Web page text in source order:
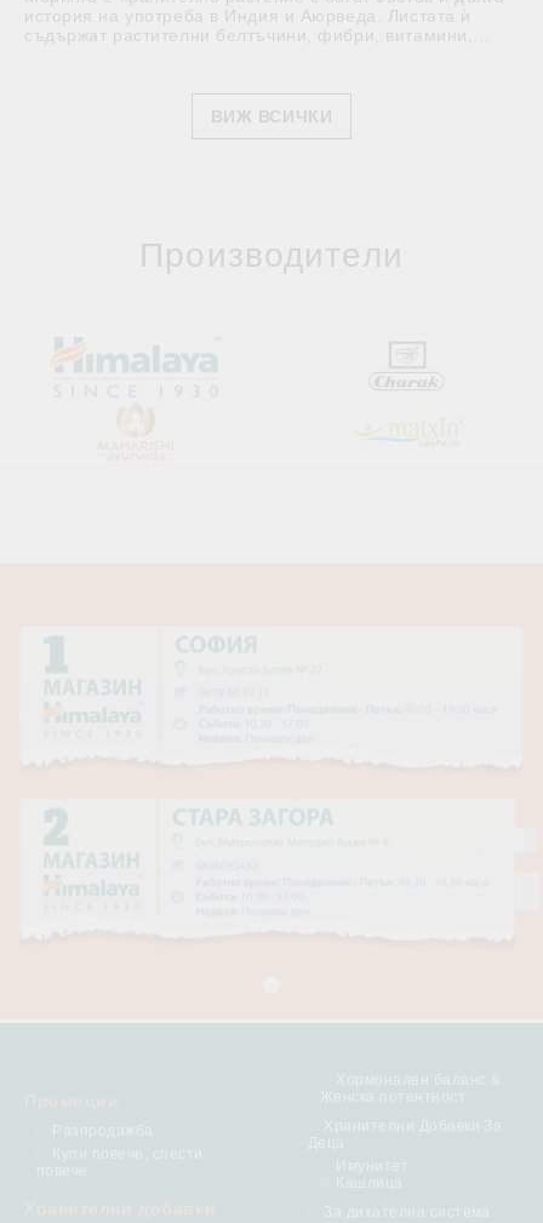
история на употреба в Индия и Аюрведа. Листата ѝ
съдържат растителни белтъчини, фибри, витамини,...
ВИЖ ВСИЧКИ
Производители
Разпродажба
Купи повече, спести
повече
Хормонален баланс &
Женска потентност
Хранителни Добавки За
Деца
Имунитет
Кашлица
За дихателна система